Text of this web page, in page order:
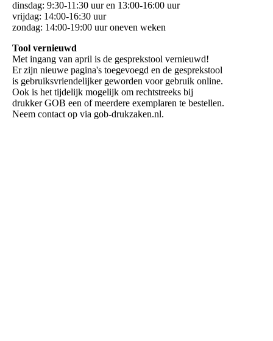
dinsdag: 9:30-11:30 uur en 13:00-16:00 uur
vrijdag: 14:00-16:30 uur
zondag: 14:00-19:00 uur oneven weken
Tool vernieuwd
Met ingang van april is de gesprekstool vernieuwd!
Er zijn nieuwe pagina's toegevoegd en de gesprekstool
is gebruiksvriendelijker geworden voor gebruik online.
Ook is het tijdelijk mogelijk om rechtstreeks bij
drukker GOB een of meerdere exemplaren te bestellen.
Neem contact op via gob-drukzaken.nl.